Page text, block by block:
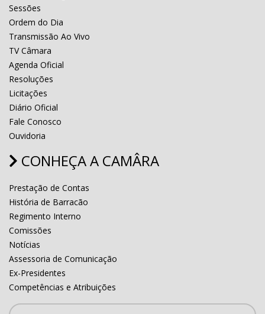
Sessões
Ordem do Dia
Transmissão Ao Vivo
TV Câmara
Agenda Oficial
Resoluções
Licitações
Diário Oficial
Fale Conosco
Ouvidoria
CONHEÇA A CAMÂRA
Prestação de Contas
História de Barracão
Regimento Interno
Comissões
Notícias
Assessoria de Comunicação
Ex-Presidentes
Competências e Atribuições